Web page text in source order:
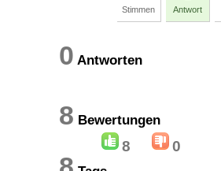
Stimmen Antwort
0 Antworten
8 Bewertungen
8 0